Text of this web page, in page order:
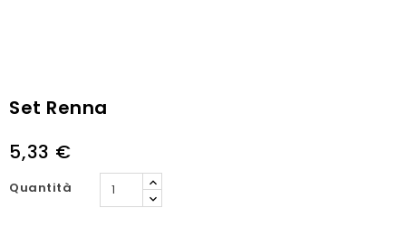
Set Renna
5,33 €
Quantità